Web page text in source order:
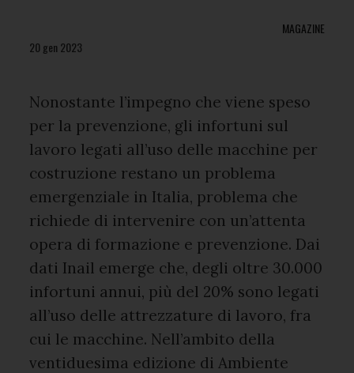
MAGAZINE
20 gen 2023
Nonostante l’impegno che viene speso
per la prevenzione, gli infortuni sul
lavoro legati all’uso delle macchine per
costruzione restano un problema
emergenziale in Italia, problema che
richiede di intervenire con un’attenta
opera di formazione e prevenzione. Dai
dati Inail emerge che, degli oltre 30.000
infortuni annui, più del 20% sono legati
all’uso delle attrezzature di lavoro, fra
cui le macchine. Nell’ambito della
ventiduesima edizione di Ambiente